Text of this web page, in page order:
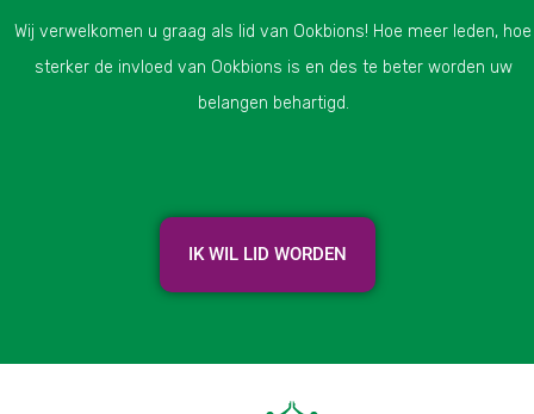
Wij verwelkomen u graag als lid van Ookbions! Hoe meer leden, hoe
sterker de invloed van Ookbions is en des te beter worden uw
belangen behartigd.
IK WIL LID WORDEN